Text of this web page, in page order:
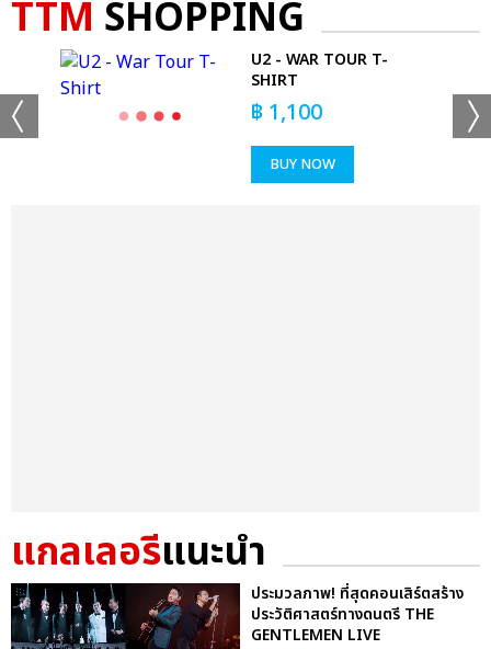
TTM SHOPPING
U2 - WAR TOUR T-
SHIRT
฿ 1,100
BUY NOW
แกลเลอรีแนะนำ
ประมวลภาพ! ที่สุดคอนเสิร์ตสร้าง
ประวัติศาสตร์ทางดนตรี THE
GENTLEMEN LIVE